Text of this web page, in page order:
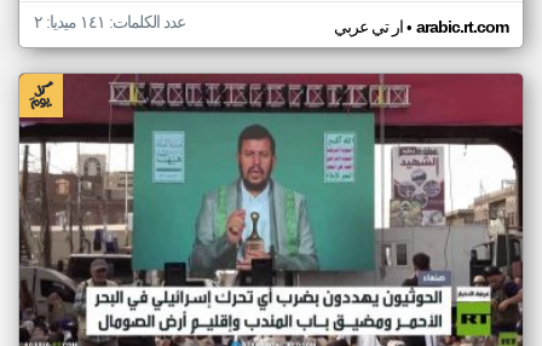
ار تي عربي• arabic.rt.com عدد الكلمات: ١٤١ ميديا: ٢